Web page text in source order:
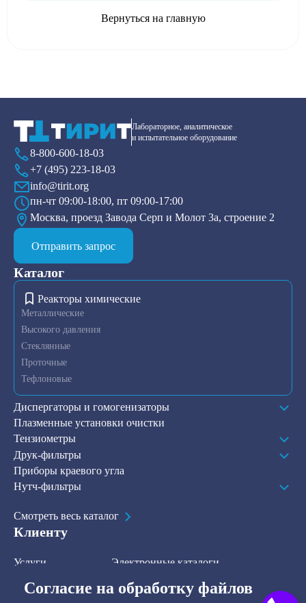
Вернуться на главную
Согласие на обработку файлов
Лабораторное, аналитическое
и испытательное оборудование
8-800-600-18-03
+7 (495) 223-18-03
info@tirit.org
пн-чт 09:00-18:00, пт 09:00-17:00
Москва, проезд Завода Серп и Молот 3а, строение 2
Отправить запрос
Каталог
Реакторы химические
Металлические
Высокого давления
Стеклянные
Проточные
Тефлоновые
Диспергаторы и гомогенизаторы
Плазменные установки очистки
Тензиометры
Друк-фильтры
Приборы краевого угла
Нутч-фильтры
Смотреть весь каталог
Клиенту
Услуги
В наличии на складе
Электронные каталоги
Контакты